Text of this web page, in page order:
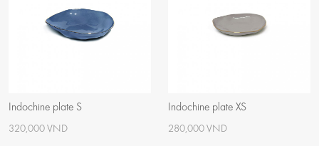
Indochine plate S
320,000 VND
Indochine plate XS
280,000 VND